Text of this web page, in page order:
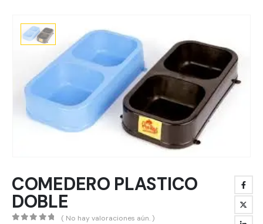
COMEDERO PLASTICO
DOBLE
( No hay valoraciones aún. )